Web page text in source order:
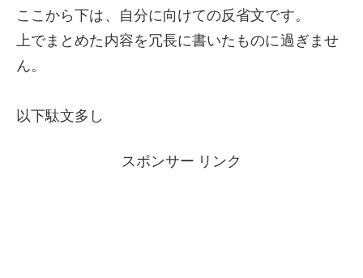
ここから下は、自分に向けての反省文です。
上でまとめた内容を冗長に書いたものに過ぎませ
ん。
以下駄文多し
スポンサー リンク